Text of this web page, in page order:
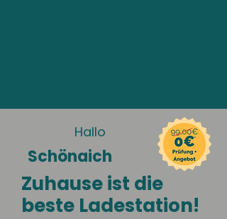
Hallo
Schönaich
Zuhause ist die
beste Ladestation!